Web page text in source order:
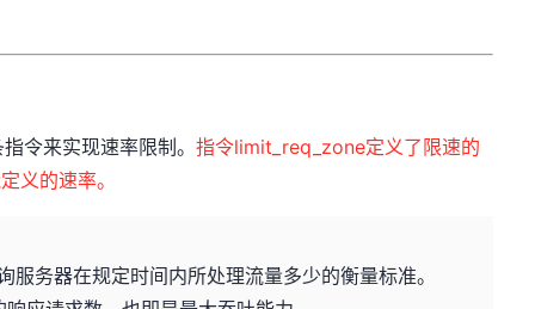
令来实现速率限制。指令limit_req_zone定义了限速的
义的速率。
务器在规定时间内所处理流量多少的衡量标准。